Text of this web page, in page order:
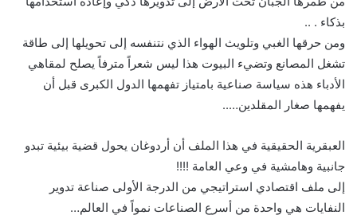
بذكاء . ..
ومن حرقها الغبي وتلويث الهواء الذي نتنفسه إلى تحويلها إلى طاقة
تشغل المصانع وتضيء البيوت هذا ليس شعراً مترفاً يصلح لمقاهي
الأدباء هذه سياسة صناعية بامتياز تفهمها الدول الكبرى قبل أن
يفهمها صغار المقلدين…..
العبقرية الحقيقية في هذا الملف أن أردوغان يحول قضية بيئية تبدو
جانبية وهامشية في وعي العامة !!!!
إلى ملف اقتصادي استراتيجي من الدرجة الأولى صناعة تدوير
النفايات هي واحدة من أسرع الصناعات نمواً في العالم…